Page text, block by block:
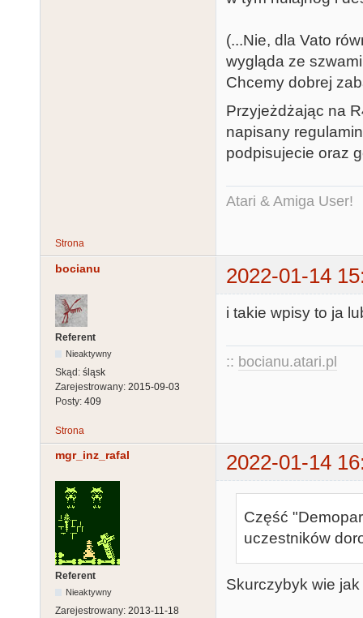
(...Nie, dla Vato
wygląda ze
Chcemy dobrej
Przyjeżdżając na
napisany
podpisujecie oraz
Atari & Amiga User!
Strona
bocianu 2022-01-14
Referent
Nieaktywny
Skąd: śląsk
Zarejestrowany: 2015-09-03
Posty: 409
i takie wpisy to ja
:: bocianu.atari.pl
Strona
mgr_inz_rafal 2022-01-14
Referent
Nieaktywny
Zarejestrowany: 2013-11-18
Część
uczestników
Skurczybyk wie